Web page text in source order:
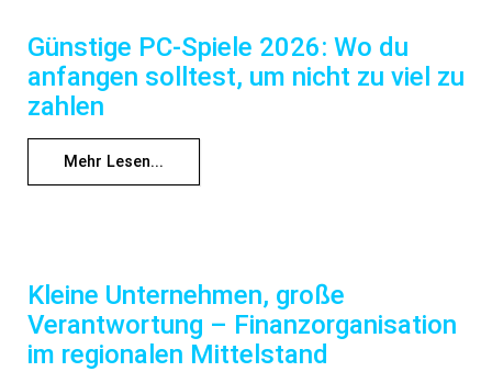
Günstige PC-Spiele 2026: Wo du
anfangen solltest, um nicht zu viel zu
zahlen
Mehr Lesen...
Kleine Unternehmen, große
Verantwortung – Finanzorganisation
im regionalen Mittelstand